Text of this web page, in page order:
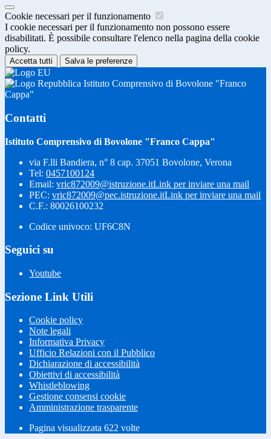
Cookie necessari per il funzionamento
I cookie necessari per il funzionamento non possono essere
disabilitati. È possibile consultare l'elenco nella pagina della cookie
policy.
Accetta tutti Salva le preferenze
Istituto Comprensivo di Bovolone "Franco
Cappa"
Contatti
Istituto Comprensivo di Bovolone "Franco Cappa"
via F.lli Bandiera, n° 8 cap. 37051 Bovolone, Verona
Tel: 0457100124
Email: vric872009@istruzione.itLink per inviare una mail
PEC: vric872009@pec.istruzione.itLink per inviare una mail
C.F.: 80026100232
Codice univoco: UF6C8N
Seguici su
Youtube
Sezione Link Utili
Cookie policy
Note legali
Informativa Privacy
Ufficio Relazioni con il Pubblico
Dichiarazione di accessibilità
Obiettivi di accessibilità
Whistleblowing
Gestione consensi cookie
Amministrazione trasparente
Pagina visualizzata 622 volte